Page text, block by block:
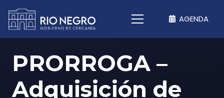
AGENDA
PRORROGA –
Adquisición de